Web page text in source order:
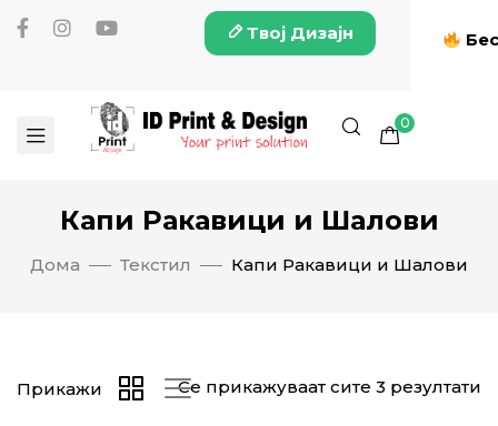
Твој Дизајн
0
Капи Ракавици и Шалови
Дома Текстил Капи Ракавици и Шалови
Се прикажуваат сите 3 резултати
Прикажи